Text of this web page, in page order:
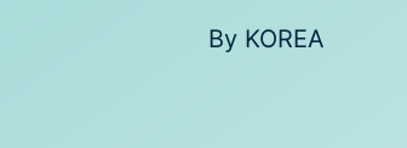
By KOREA